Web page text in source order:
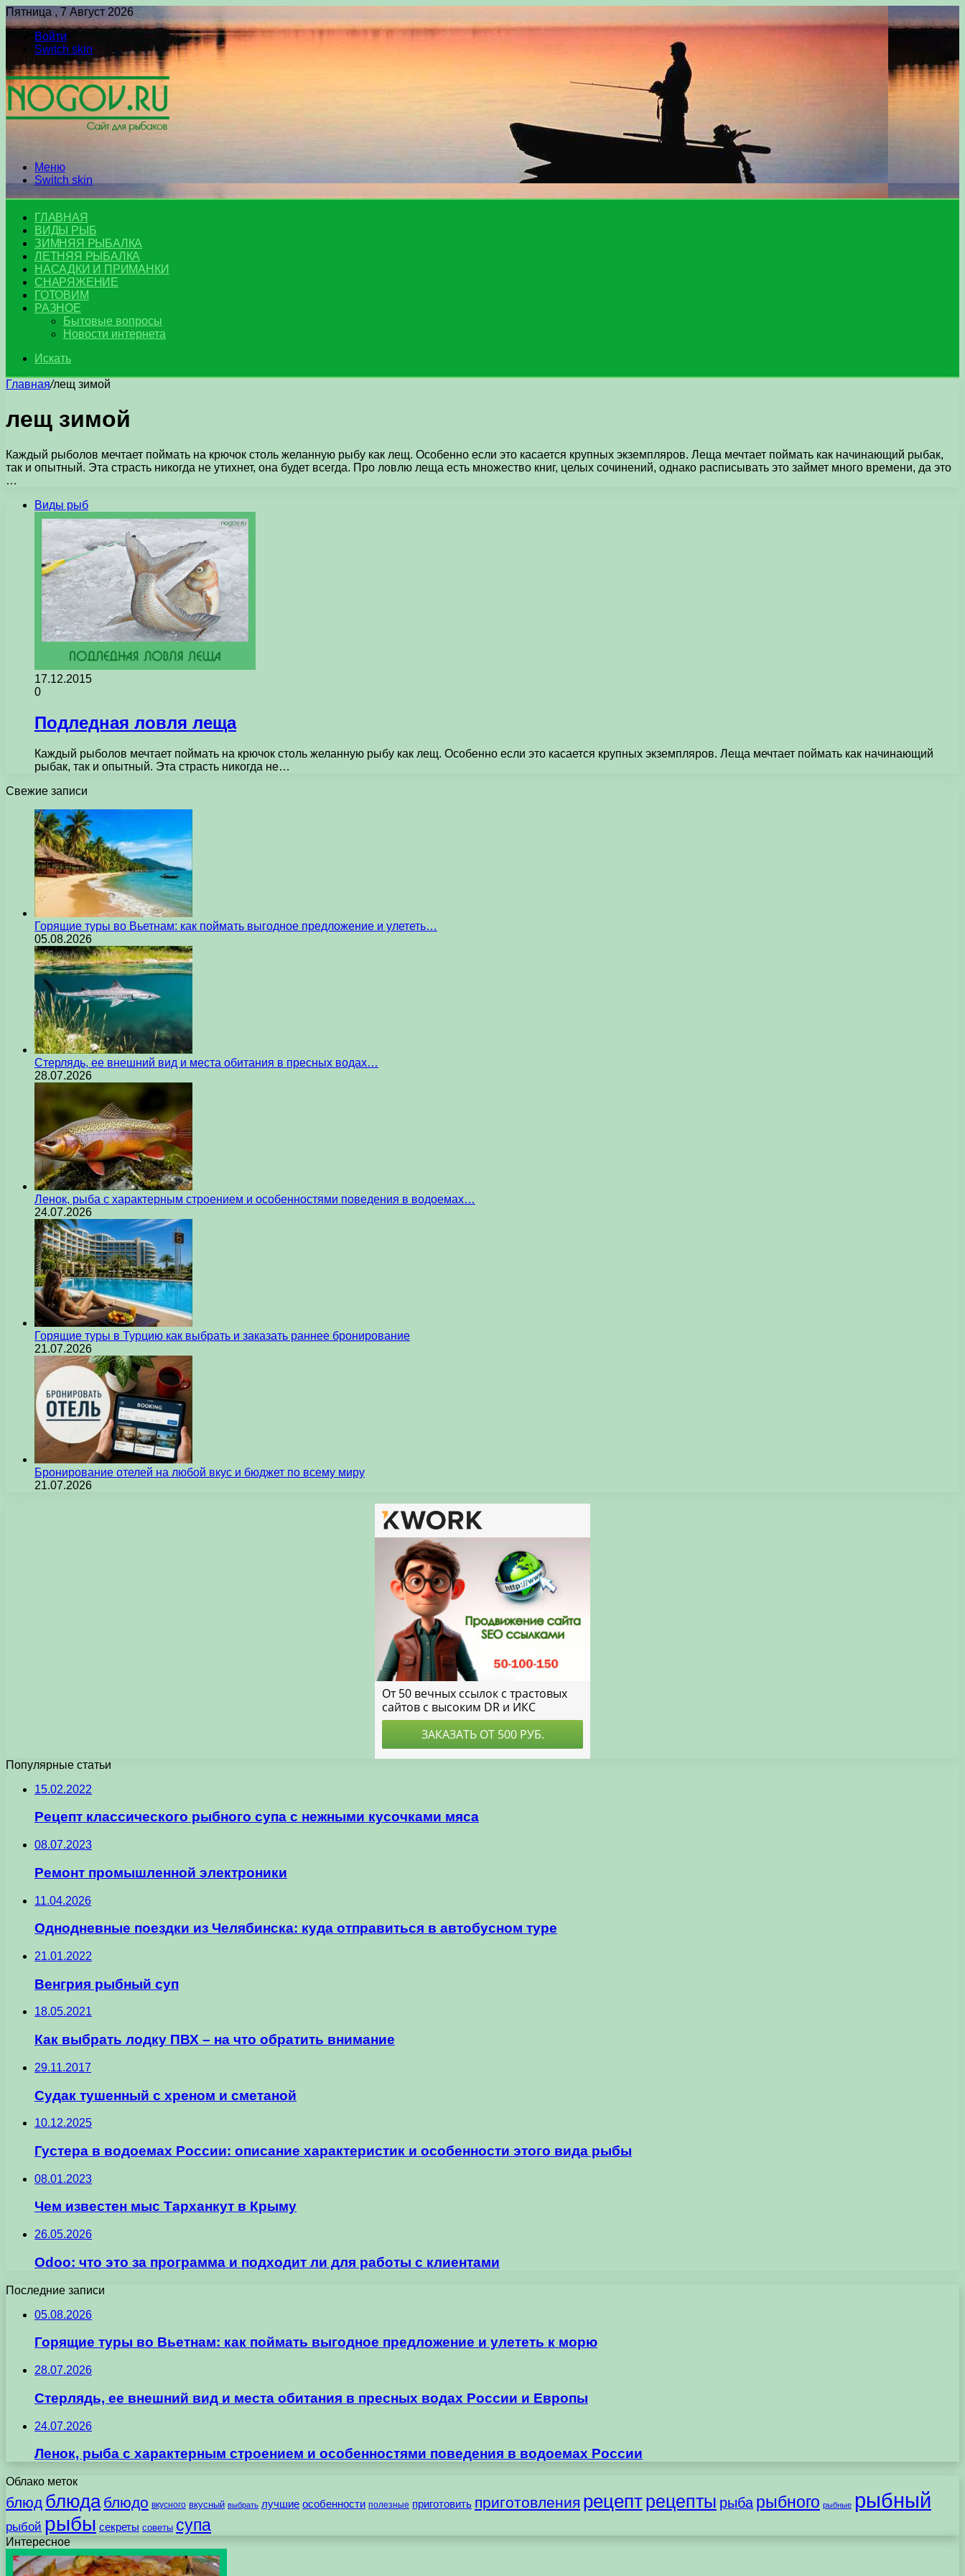
Пятница , 7 Август 2026
Войти
Switch skin
Меню
Switch skin
ГЛАВНАЯ
ВИДЫ РЫБ
ЗИМНЯЯ РЫБАЛКА
ЛЕТНЯЯ РЫБАЛКА
НАСАДКИ И ПРИМАНКИ
СНАРЯЖЕНИЕ
ГОТОВИМ
РАЗНОЕ
Бытовые вопросы
Новости интернета
Искать
Главная/лещ зимой
лещ зимой
Каждый рыболов мечтает поймать на крючок столь желанную рыбу как лещ. Особенно если это касается крупных экземпляров. Леща мечтает поймать как начинающий рыбак,
так и опытный. Эта страсть никогда не утихнет, она будет всегда. Про ловлю леща есть множество книг, целых сочинений, однако расписывать это займет много времени, да это
…
Виды рыб
17.12.2015
0
Подледная ловля леща
Каждый рыболов мечтает поймать на крючок столь желанную рыбу как лещ. Особенно если это касается крупных экземпляров. Леща мечтает поймать как начинающий
рыбак, так и опытный. Эта страсть никогда не…
Свежие записи
Горящие туры во Вьетнам: как поймать выгодное предложение и улететь…
05.08.2026
Стерлядь, ее внешний вид и места обитания в пресных водах…
28.07.2026
Ленок, рыба с характерным строением и особенностями поведения в водоемах…
24.07.2026
Горящие туры в Турцию как выбрать и заказать раннее бронирование
21.07.2026
Бронирование отелей на любой вкус и бюджет по всему миру
21.07.2026
Популярные статьи
15.02.2022
Рецепт классического рыбного супа с нежными кусочками мяса
08.07.2023
Ремонт промышленной электроники
11.04.2026
Однодневные поездки из Челябинска: куда отправиться в автобусном туре
21.01.2022
Венгрия рыбный суп
18.05.2021
Как выбрать лодку ПВХ – на что обратить внимание
29.11.2017
Судак тушенный с хреном и сметаной
10.12.2025
Густера в водоемах России: описание характеристик и особенности этого вида рыбы
08.01.2023
Чем известен мыс Тарханкут в Крыму
26.05.2026
Odoo: что это за программа и подходит ли для работы с клиентами
Последние записи
05.08.2026
Горящие туры во Вьетнам: как поймать выгодное предложение и улететь к морю
28.07.2026
Стерлядь, ее внешний вид и места обитания в пресных водах России и Европы
24.07.2026
Ленок, рыба с характерным строением и особенностями поведения в водоемах России
Облако меток
блюд блюда блюдо вкусного вкусный выбрать лучшие особенности полезные приготовить приготовления рецептрецепты рыба рыбного рыбные рыбный
рыбой рыбы секреты советы супа
Интересное